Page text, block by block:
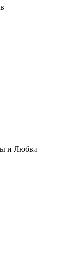
и Любви